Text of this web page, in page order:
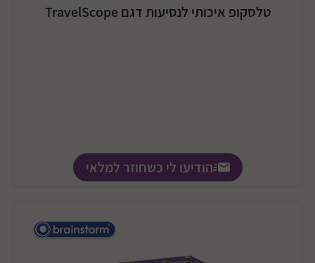
טלסקופ איכותי לנסיעות דגם TravelScope
הודיעו לי כשחוזר למלאי